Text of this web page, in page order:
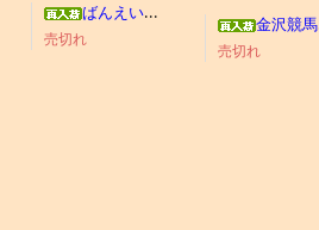
ばんえい競馬今昔物語
売切れ
金沢競馬わくわくブック
売切れ